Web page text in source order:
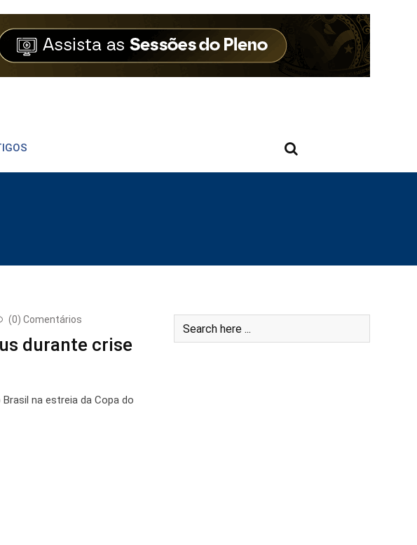
(0) Comentários
durante crise
na estreia da Copa do